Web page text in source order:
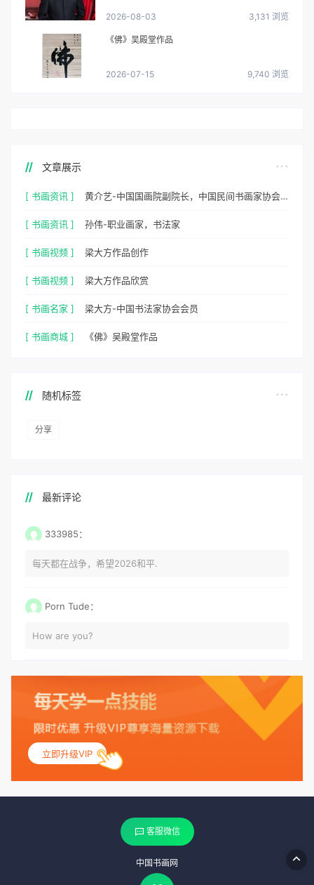
2026-08-03 3,131 浏览
《佛》吴殿堂作品
2026-07-15 9,740 浏览
文章展示
[ 书画资讯 ] 黄介艺-中国国画院副院长，中国民间书画家协会副主席
[ 书画资讯 ] 孙伟-职业画家，书法家
[ 书画视频 ] 梁大方作品创作
[ 书画视频 ] 梁大方作品欣赏
[ 书画名家 ] 梁大方-中国书法家协会会员
[ 书画商城 ] 《佛》吴殿堂作品
随机标签
分享
最新评论
333985：
每天都在战争，希望2026和平.
Porn Tude：
How are you?
立即升级VIP
客服微信
中国书画网